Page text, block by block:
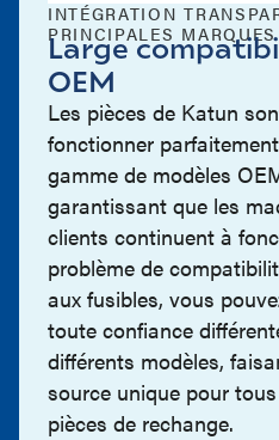
INTÉGRATION
PRINCIPALES
Large
OEM
Les pièces de Katun
fonctionner
gamme de modèles
garantissant que les
clients continuent à
problème de
aux fusibles, vous
toute confiance
différents modèles,
source unique pour
pièces de rechange.